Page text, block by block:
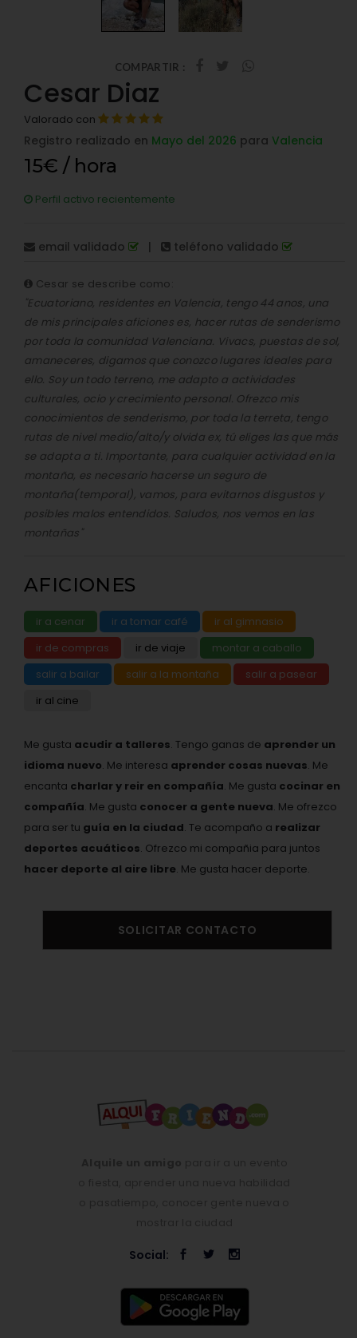
COMPARTIR :
Cesar Diaz
Valorado con
Registro realizado en Mayo del 2026 para Valencia
15€ / hora
Perfil activo recientemente
email validado | teléfono validado
Cesar se describe como:
"Ecuatoriano, residentes en Valencia, tengo 44 anos, una
de mis principales aficiones es, hacer rutas de senderismo
por toda la comunidad Valenciana. Vivacs, puestas de sol,
amaneceres, digamos que conozco lugares ideales para
ello. Soy un todo terreno, me adapto a actividades
culturales, ocio y crecimiento personal. Ofrezco mis
conocimientos de senderismo, por toda la terreta, tengo
rutas de nivel medio/alto/y olvida ex, tú eliges las que más
se adapta a ti. Importante, para cualquier actividad en la
montaña, es necesario hacerse un seguro de
montaña(temporal), vamos, para evitarnos disgustos y
posibles malos entendidos. Saludos, nos vemos en las
montañas"
AFICIONES
ir a cenar ir a tomar café
ir al gimnasio
ir de compras
ir de viaje
montar a caballo
salir a bailar
salir a la montaña
salir a pasear
ir al cine
Me gusta acudir a talleres. Tengo ganas de aprender un
idioma nuevo. Me interesa aprender cosas nuevas. Me
encanta charlar y reir en compañía. Me gusta cocinar en
compañía. Me gusta conocer a gente nueva. Me ofrezco
para ser tu guía en la ciudad. Te acompaño a realizar
deportes acuáticos. Ofrezco mi compañia para juntos
hacer deporte al aire libre. Me gusta hacer deporte.
SOLICITAR CONTACTO
Social: